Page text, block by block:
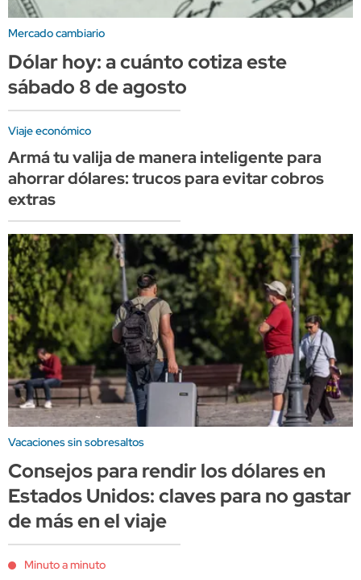
Mercado cambiario
Dólar hoy: a cuánto cotiza este
sábado 8 de agosto
Viaje económico
Armá tu valija de manera inteligente para
ahorrar dólares: trucos para evitar cobros
extras
Vacaciones sin sobresaltos
Consejos para rendir los dólares en
Estados Unidos: claves para no gastar
de más en el viaje
Minuto a minuto